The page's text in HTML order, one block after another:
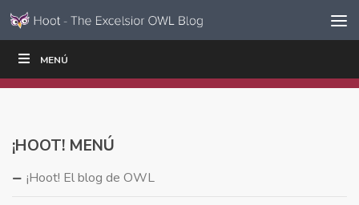
Ir al contenido
navegación
MENÚ
ESCRIBIR
¡HOOT! MENÚ
¡Hoot! El blog de OWL